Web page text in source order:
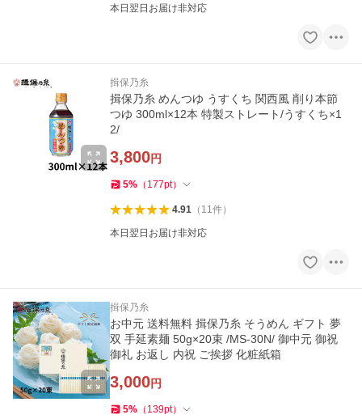
本日翌日お届け非対応
揖保乃糸
揖保乃糸 めんつゆ うすくち 関西風 削り本節
つゆ 300ml×12本 特製ストレート/うすくち×1
2/
3,800円
5% （ 177pt）
4.91（ 11件）
本日翌日お届け非対応
揖保乃糸
お中元 送料無料 揖保乃糸 そうめん ギフト 夢
双 手延素麺 50g×20束 /MS-30N/ 御中元 御祝
御礼 お返し 内祝 ご挨拶 化粧紙箱
3,000円
5% （ 139pt）